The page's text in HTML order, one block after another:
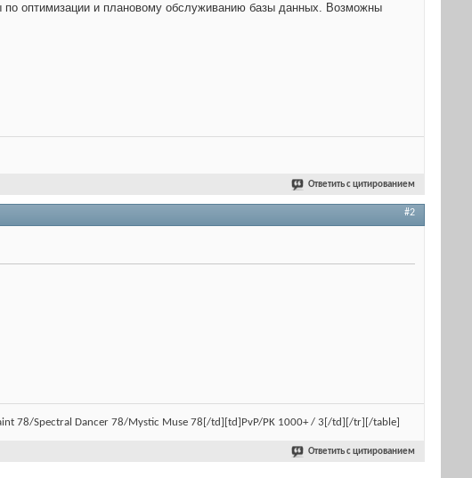
оптимизации и плановому обслуживанию базы данных. Возможны
Ответить с цитированием
#2
78/Spectral Dancer 78/Mystic Muse 78[/td][td]PvP/PK 1000+ / 3[/td][/tr][/table]
Ответить с цитированием